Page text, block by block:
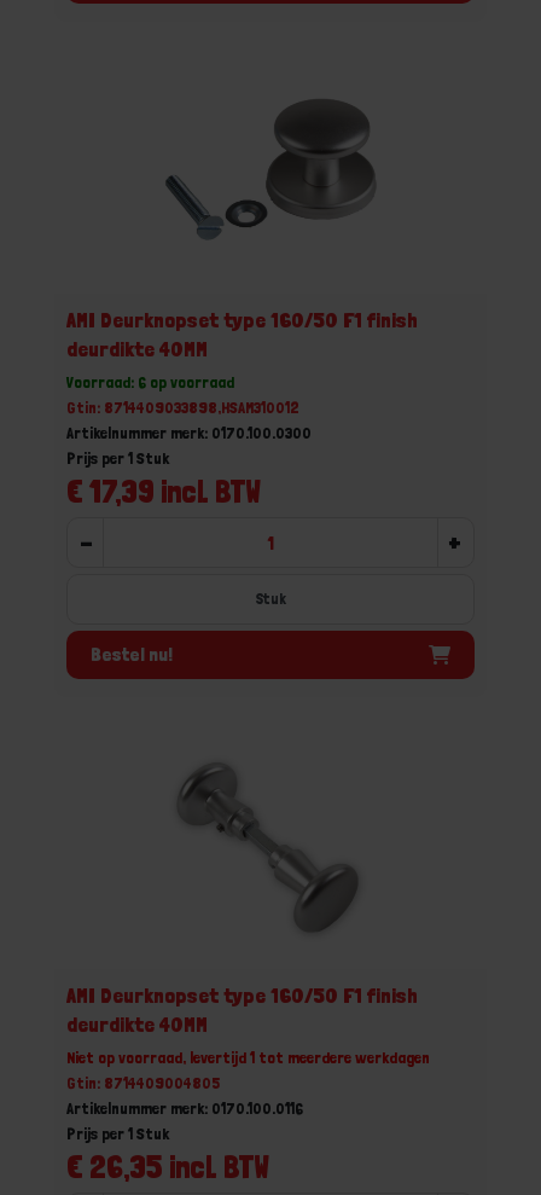
AMI Deurknopset type 160/50 F1 finish
deurdikte 40MM
Voorraad: 6 op voorraad
Gtin: 8714409033898,HSAM310012
Artikelnummer merk: 0170.100.0300
€ 17,39 incl. BTW
Prijs per 1 Stuk
- +
Stuk
Bestel nu!
AMI Deurknopset type 160/50 F1 finish
deurdikte 40MM
Niet op voorraad, levertijd 1 tot meerdere werkdagen
Gtin: 8714409004805
Artikelnummer merk: 0170.100.0116
€ 26,35 incl. BTW
Prijs per 1 Stuk